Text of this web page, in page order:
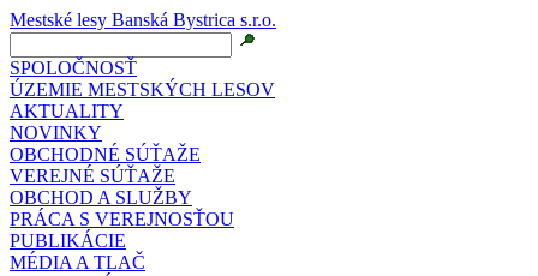
Mestské lesy Banská Bystrica s.r.o.
SPOLOČNOSŤ
ÚZEMIE MESTSKÝCH LESOV
AKTUALITY
NOVINKY
OBCHODNÉ SÚŤAŽE
VEREJNÉ SÚŤAŽE
OBCHOD A SLUŽBY
PRÁCA S VEREJNOSŤOU
PUBLIKÁCIE
MÉDIA A TLAČ